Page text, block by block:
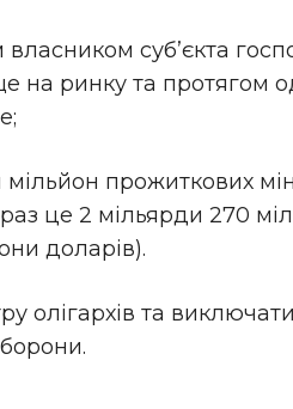
суб’єкта
на ринку та протягом
прожиткових
це 2 мільярди 270
доларів).
олігархів та виключати